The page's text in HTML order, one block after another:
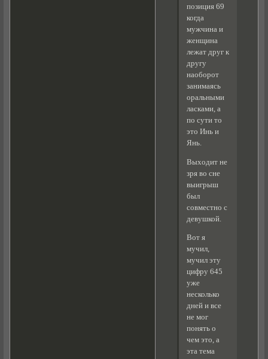
позиция 69
когда
мужчина и
женщина
лежат друг к
другу
наоборот
занимаясь
оральными
ласками, а
по сути то
это Инь и
Янь.
Выходит не
зря во сне
выигрыш
был
совместно с
девушкой.
Вот я
мучил,
мучил эту
цифру 645
уже
несколько
дней и все
не мог
понять о
чем это, а
эта тема